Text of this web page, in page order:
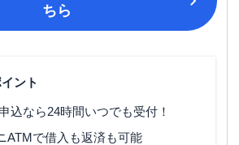
ちら
ント
込なら24時間いつでも受付！
ATMで借入も返済も可能